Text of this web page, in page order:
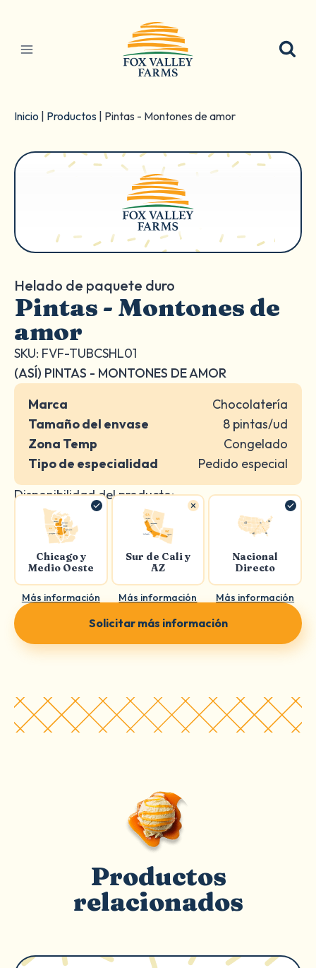
contenido
Inicio Productos Pintas - Montones de amor
Helado de paquete duro
Pintas - Montones de
amor
SKU: FVF-TUBCSHL01
(ASÍ) PINTAS - MONTONES DE AMOR
Marca
Chocolatería
Tamaño del envase
8 pintas/ud
Zona Temp
Congelado
Tipo de especialidad
Pedido especial
Disponibilidad del producto:
Chicago y
Medio Oeste
Más información
Sur de Cali y
AZ
Más información
Nacional
Directo
Más información
Solicitar más información
Productos
relacionados